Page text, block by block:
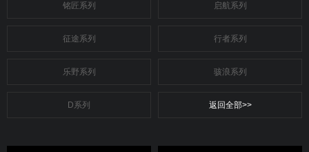
铭匠系列 启航系列
征途系列 行者系列
乐野系列 骇浪系列
D系列 返回全部>>